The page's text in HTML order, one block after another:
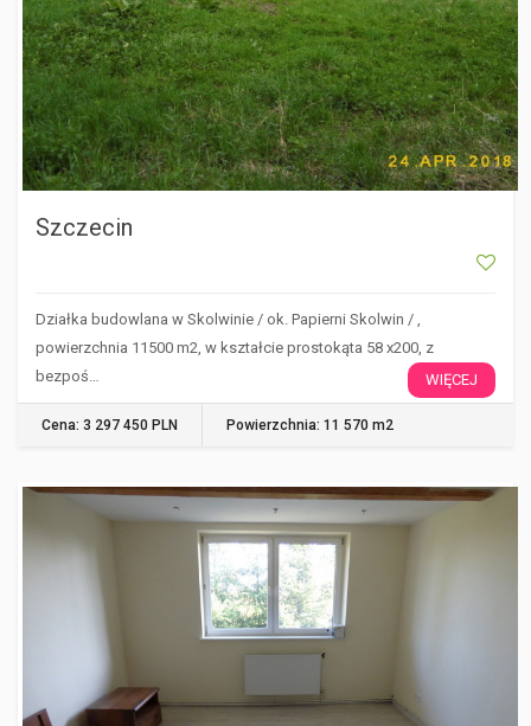
Szczecin
Działka budowlana w Skolwinie / ok. Papierni Skolwin / ,
powierzchnia 11500 m2, w kształcie prostokąta 58 x200, z
bezpoś…
WIĘCEJ
Cena: 3 297 450 PLN Powierzchnia: 11 570 m2
STOBNO